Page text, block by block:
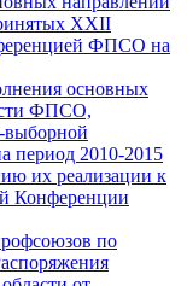
XXII
ФПСО на
основных
ФПСО,
выборной
2010-2015
их реализации к
Конференции
по